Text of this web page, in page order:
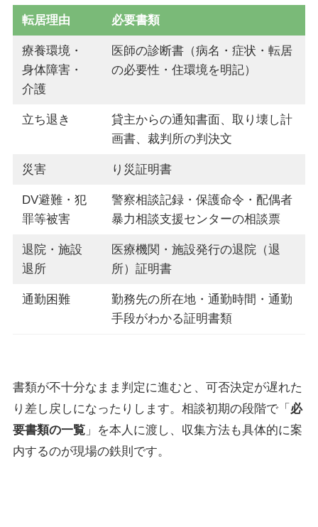
転居理由 必要書類
療養環境・
身体障害・
介護
医師の診断書（病名・症状・転居
の必要性・住環境を明記）
立ち退き
貸主からの通知書面、取り壊し計
画書、裁判所の判決文
災害 り災証明書
DV避難・犯
罪等被害
警察相談記録・保護命令・配偶者
暴力相談支援センターの相談票
退院・施設
退所
医療機関・施設発行の退院（退
所）証明書
通勤困難
勤務先の所在地・通勤時間・通勤
手段がわかる証明書類
書類が不十分なまま判定に進むと、可否決定が遅れた
り差し戻しになったりします。相談初期の段階で「 必
要書類の一覧」を本人に渡し、収集方法も具体的に案
内するのが現場の鉄則です。